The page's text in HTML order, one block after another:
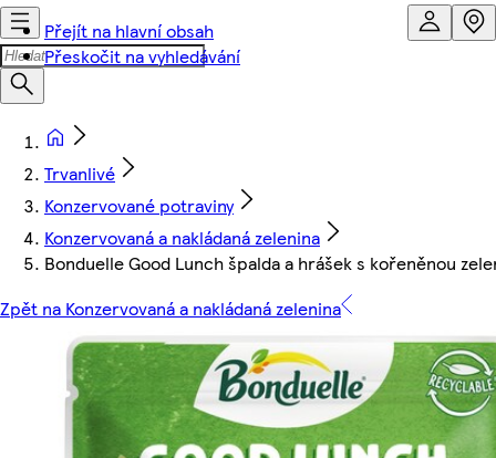
Přejít na hlavní obsah
Přeskočit na vyhledávání
Trvanlivé
Konzervované potraviny
Konzervovaná a nakládaná zelenina
Bonduelle Good Lunch špalda a hrášek s kořeněnou
Zpět na Konzervovaná a nakládaná zelenina